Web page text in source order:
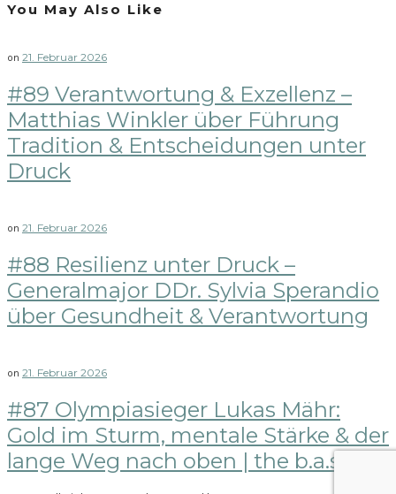
You May Also Like
on 21. Februar 2026
#89 Verantwortung & Exzellenz –
Matthias Winkler über Führung
Tradition & Entscheidungen unter
Druck
on 21. Februar 2026
#88 Resilienz unter Druck –
Generalmajor DDr. Sylvia Sperandio
über Gesundheit & Verantwortung
on 21. Februar 2026
#87 Olympiasieger Lukas Mähr:
Gold im Sturm, mentale Stärke & der
lange Weg nach oben | the b.a.s.e.